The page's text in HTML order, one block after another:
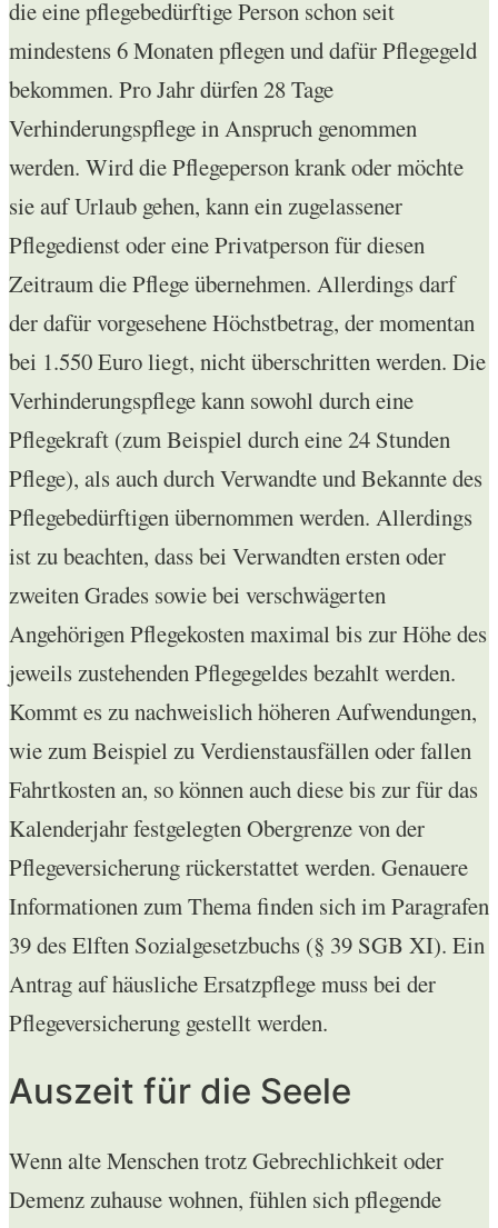
die eine pflegebedürftige Person schon seit
mindestens 6 Monaten pflegen und dafür Pflegegeld
bekommen. Pro Jahr dürfen 28 Tage
Verhinderungspflege in Anspruch genommen
werden. Wird die Pflegeperson krank oder möchte
sie auf Urlaub gehen, kann ein zugelassener
Pflegedienst oder eine Privatperson für diesen
Zeitraum die Pflege übernehmen. Allerdings darf
der dafür vorgesehene Höchstbetrag, der momentan
bei 1.550 Euro liegt, nicht überschritten werden. Die
Verhinderungspflege kann sowohl durch eine
Pflegekraft (zum Beispiel durch eine 24 Stunden
Pflege), als auch durch Verwandte und Bekannte des
Pflegebedürftigen übernommen werden. Allerdings
ist zu beachten, dass bei Verwandten ersten oder
zweiten Grades sowie bei verschwägerten
Angehörigen Pflegekosten maximal bis zur Höhe des
jeweils zustehenden Pflegegeldes bezahlt werden.
Kommt es zu nachweislich höheren Aufwendungen,
wie zum Beispiel zu Verdienstausfällen oder fallen
Fahrtkosten an, so können auch diese bis zur für das
Kalenderjahr festgelegten Obergrenze von der
Pflegeversicherung rückerstattet werden. Genauere
Informationen zum Thema finden sich im Paragrafen
39 des Elften Sozialgesetzbuchs (§ 39 SGB XI). Ein
Antrag auf häusliche Ersatzpflege muss bei der
Pflegeversicherung gestellt werden.
Auszeit für die Seele
Wenn alte Menschen trotz Gebrechlichkeit oder
Demenz zuhause wohnen, fühlen sich pflegende